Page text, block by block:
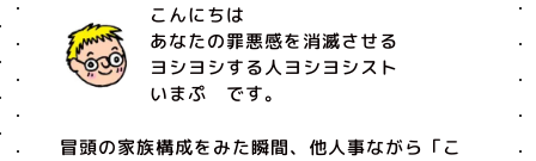
こんにちは
あなたの罪悪感を消滅させる
ヨシヨシする人ヨシヨシスト
いまぷ です。
冒頭の家族構成をみた瞬間、他人事ながら「こ